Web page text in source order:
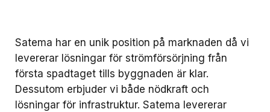
Satema har en unik position på marknaden då vi
levererar lösningar för strömförsörjning från
första spadtaget tills byggnaden är klar.
Dessutom erbjuder vi både nödkraft och
lösningar för infrastruktur. Satema levererar